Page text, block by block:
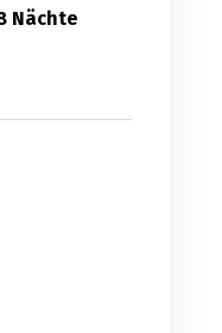
Nächte